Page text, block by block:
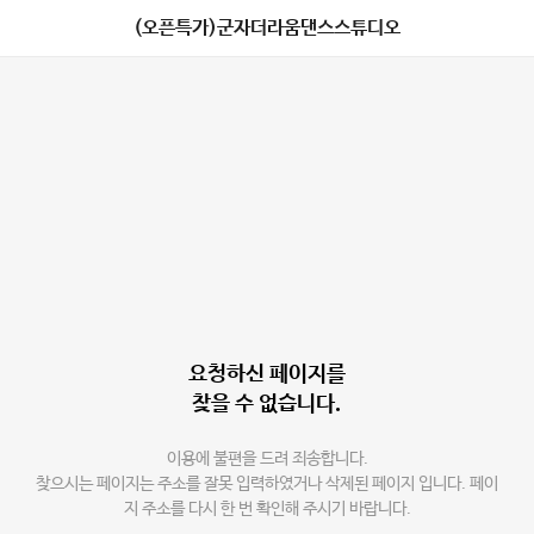
(오픈특가)군자더라움댄스스튜디오
요청하신 페이지를
찾을 수 없습니다.
이용에 불편을 드려 죄송합니다.
찾으시는 페이지는 주소를 잘못 입력하였거나 삭제된 페이지 입니다. 페이
지 주소를 다시 한 번 확인해 주시기 바랍니다.